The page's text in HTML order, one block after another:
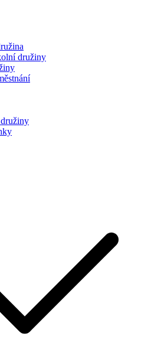
družiny